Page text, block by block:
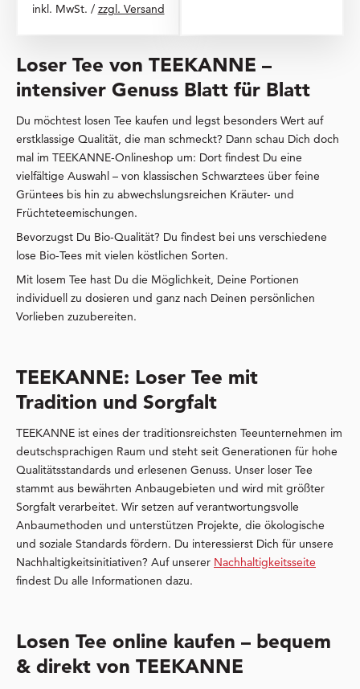
inkl. MwSt. / zzgl. Versand
Loser Tee von TEEKANNE –
intensiver Genuss Blatt für Blatt
Du möchtest losen Tee kaufen und legst besonders Wert auf
erstklassige Qualität, die man schmeckt? Dann schau Dich doch
mal im TEEKANNE-Onlineshop um: Dort findest Du eine
vielfältige Auswahl – von klassischen Schwarztees über feine
Grüntees bis hin zu abwechslungsreichen Kräuter- und
Früchteteemischungen.
Bevorzugst Du Bio-Qualität? Du findest bei uns verschiedene
lose Bio-Tees mit vielen köstlichen Sorten.
Mit losem Tee hast Du die Möglichkeit, Deine Portionen
individuell zu dosieren und ganz nach Deinen persönlichen
Vorlieben zuzubereiten.
TEEKANNE: Loser Tee mit
Tradition und Sorgfalt
TEEKANNE ist eines der traditionsreichsten Teeunternehmen im
deutschsprachigen Raum und steht seit Generationen für hohe
Qualitätsstandards und erlesenen Genuss. Unser loser Tee
stammt aus bewährten Anbaugebieten und wird mit größter
Sorgfalt verarbeitet. Wir setzen auf verantwortungsvolle
Anbaumethoden und unterstützen Projekte, die ökologische
und soziale Standards fördern. Du interessierst Dich für unsere
Nachhaltigkeitsinitiativen? Auf unserer Nachhaltigkeitsseite
findest Du alle Informationen dazu.
Losen Tee online kaufen – bequem
& direkt von TEEKANNE